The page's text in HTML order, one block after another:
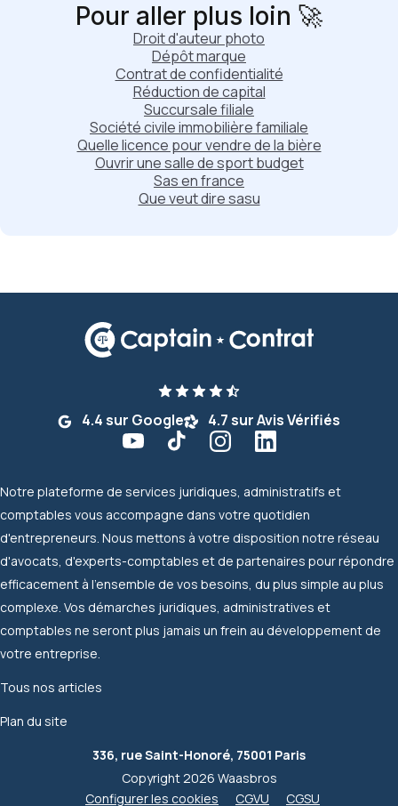
Pour aller plus loin 🚀
Droit d'auteur photo
Dépôt marque
Contrat de confidentialité
Réduction de capital
Succursale filiale
Société civile immobilière familiale
Quelle licence pour vendre de la bière
Ouvrir une salle de sport budget
Sas en france
Que veut dire sasu
4.4 sur Google 4.7 sur Avis Vérifiés
Notre plateforme de services juridiques, administratifs et
comptables vous accompagne dans votre quotidien
d'entrepreneurs. Nous mettons à votre disposition notre réseau
d'avocats, d'experts-comptables et de partenaires pour répondre
efficacement à l'ensemble de vos besoins, du plus simple au plus
complexe. Vos démarches juridiques, administratives et
comptables ne seront plus jamais un frein au développement de
votre entreprise.
Tous nos articles
Plan du site
336, rue Saint-Honoré, 75001 Paris
Copyright 2026 Waasbros
Configurer les cookies
CGVU CGSU